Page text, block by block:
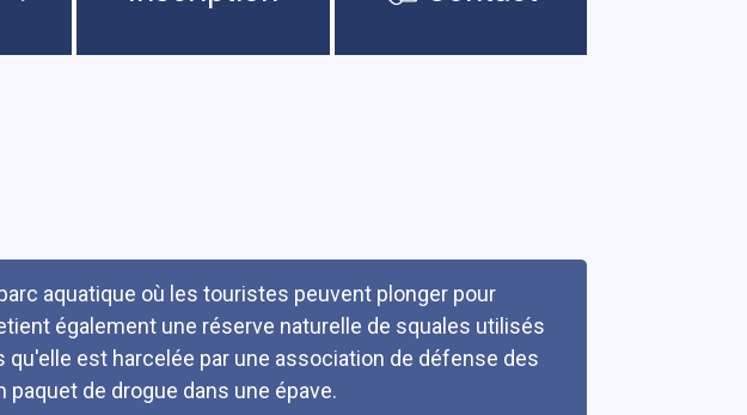
aquatique où les touristes peuvent plonger pour
également une réserve naturelle de squales utilisés
est harcelée par une association de défense des
de drogue dans une épave.